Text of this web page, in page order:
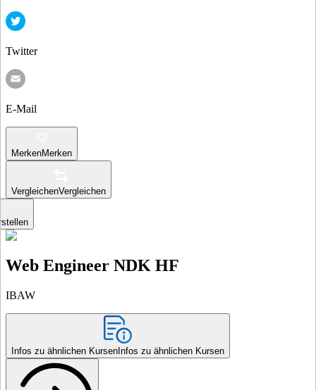
Twitter
E-Mail
MerkenMerken
VergleichenVergleichen
Web Engineer NDK HF
IBAW
Infos zu ähnlichen Kursen Infos zu ähnlichen Kursen